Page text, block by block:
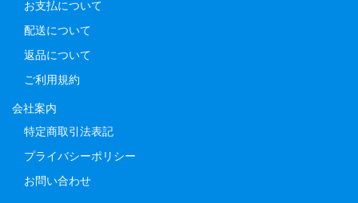
お支払について
配送について
返品について
ご利用規約
会社案内
特定商取引法表記
プライバシーポリシー
お問い合わせ